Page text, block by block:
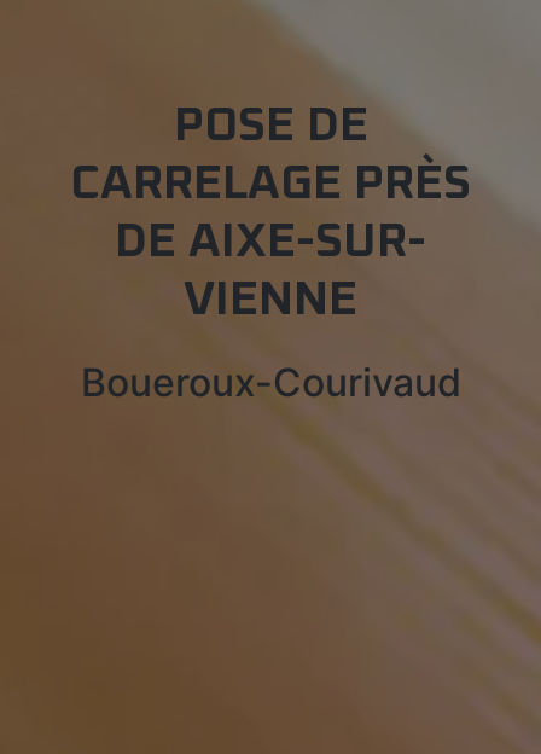
POSE DE
CARRELAGE PRÈS
DE AIXE-SUR-
VIENNE
Boueroux-Courivaud